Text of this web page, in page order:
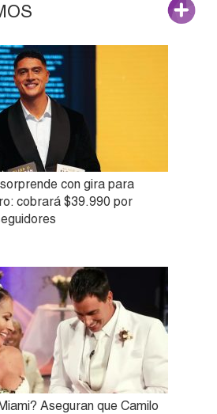
con gira para
cobrará $39.990 por
Aseguran que Camilo